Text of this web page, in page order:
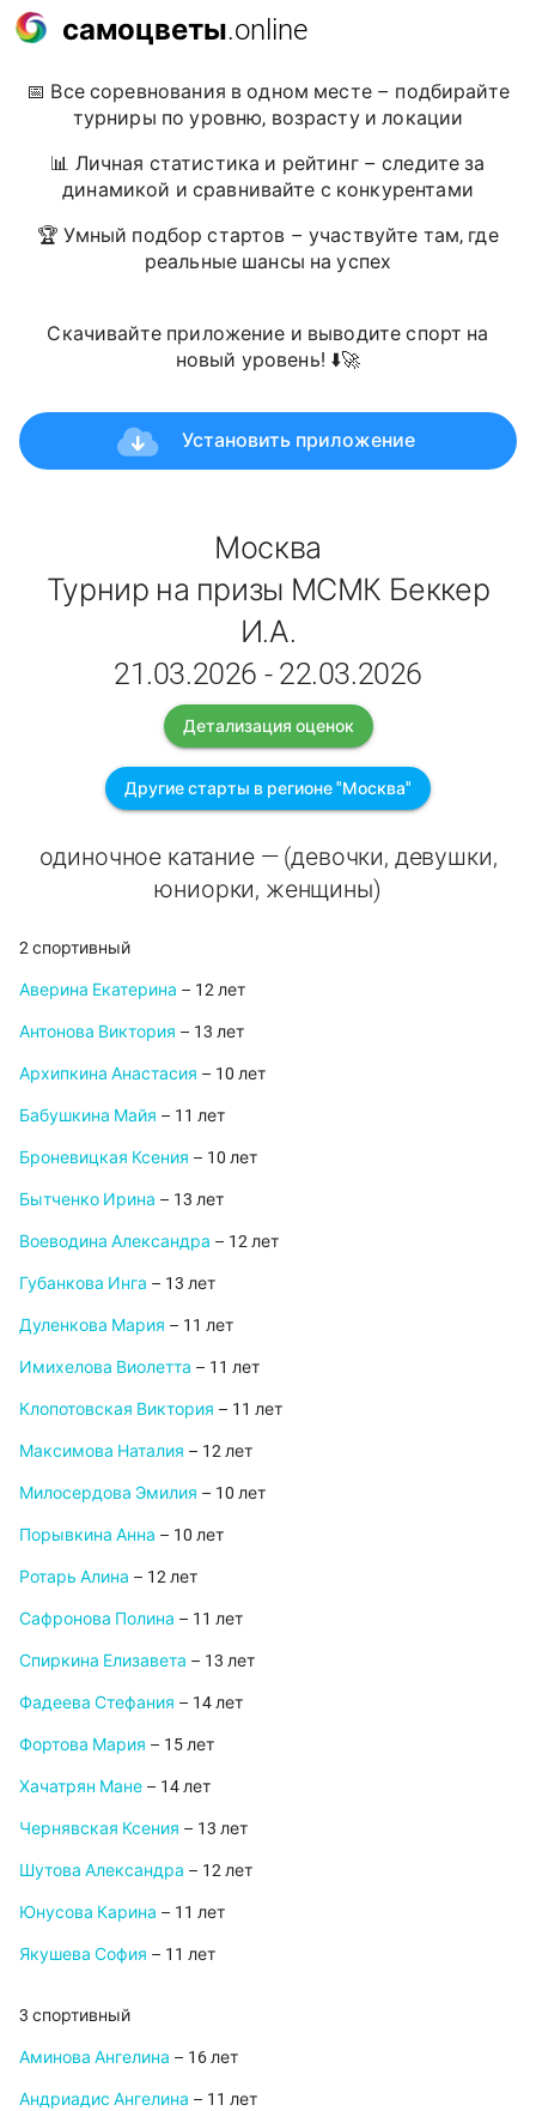
самоцветы.online
📅 Все соревнования в одном месте – подбирайте
турниры по уровню, возрасту и локации
📊 Личная статистика и рейтинг – следите за
динамикой и сравнивайте с конкурентами
🏆 Умный подбор стартов – участвуйте там, где
реальные шансы на успех
Скачивайте приложение и выводите спорт на
новый уровень! ⬇️🚀
Установить приложение
Москва
Турнир на призы МСМК Беккер
И.А.
21.03.2026 - 22.03.2026
Детализация оценок
Другие старты в регионе "Москва"
одиночное катание — (девочки, девушки,
юниорки, женщины)
2 спортивный
Аверина Екатерина – 12 лет
Антонова Виктория – 13 лет
Архипкина Анастасия – 10 лет
Бабушкина Майя – 11 лет
Броневицкая Ксения – 10 лет
Бытченко Ирина – 13 лет
Воеводина Александра – 12 лет
Губанкова Инга – 13 лет
Дуленкова Мария – 11 лет
Имихелова Виолетта – 11 лет
Клопотовская Виктория – 11 лет
Максимова Наталия – 12 лет
Милосердова Эмилия – 10 лет
Порывкина Анна – 10 лет
Ротарь Алина – 12 лет
Сафронова Полина – 11 лет
Спиркина Елизавета – 13 лет
Фадеева Стефания – 14 лет
Фортова Мария – 15 лет
Хачатрян Мане – 14 лет
Чернявская Ксения – 13 лет
Шутова Александра – 12 лет
Юнусова Карина – 11 лет
Якушева София – 11 лет
3 спортивный
Аминова Ангелина – 16 лет
Андриадис Ангелина – 11 лет